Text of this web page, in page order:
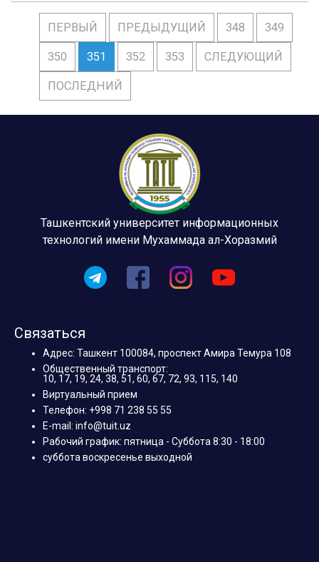
ПЕРВЫЙ ПРЕДЫДУЩИЙ 348 349
350 351 352 353 СЛЕДУЮЩИЙ
ПОСЛЕДНИЙ
Ташкентский университет информационных
технологий имени Мухаммада ал-Хоразмий
Связаться
Адрес: Ташкент 100084, проспект Амира Темура 108
Общественный транспорт:
10, 17, 19, 24, 38, 51, 60, 67, 72, 93, 115, 140
Виртуальный прием
Телефон: +998 71 238 55 55
E-mail: info@tuit.uz
Рабочий график: пятница - Суббота 8:30 - 18:00
суббота воскресенье выходной